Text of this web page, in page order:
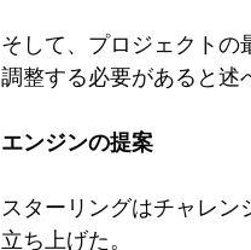
そして、プロジェクト
調整する必要があると述
エンジンの提案
スターリングはチャレ
立ち上げた。